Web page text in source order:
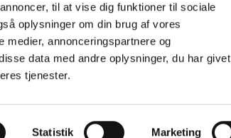
til at vise dig funktioner til sociale
oplysninger om din brug af vores
medier, annonceringspartnere og
data med andre oplysninger, du har givet
tjenester.
Statistik Marketing
Powered by Shopify